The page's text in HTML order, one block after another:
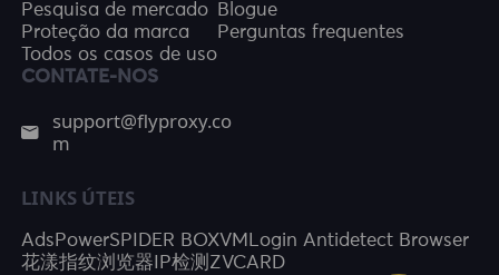
Pesquisa de mercado
Proteção da marca
Todos os casos de uso
Blogue
Perguntas frequentes
CONTATE-NOS
support@flyproxy.co
m
LINKS ÚTEIS
AdsPowerSPIDER BOXVMLogin Antidetect Browser
花漾指纹浏览器 IP检测 ZVCARD